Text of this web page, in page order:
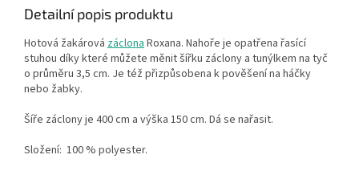
Detailní popis produktu
Hotová žakárová záclonaRoxana. Nahoře je opatřena řasící
stuhou díky které můžete měnit šířku záclony a tunýlkem na tyč
o průměru 3,5 cm. Je též přizpůsobena k pověšení na háčky
nebo žabky.
Šíře záclony je 400 cm a výška 150 cm. Dá se nařasit.
Složení: 100 % polyester.